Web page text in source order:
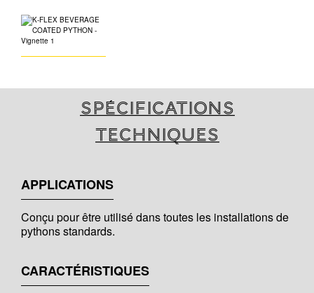
Spécifications
techniques
APPLICATIONS
Conçu pour être utilisé dans toutes les installations de
pythons standards.
CARACTÉRISTIQUES